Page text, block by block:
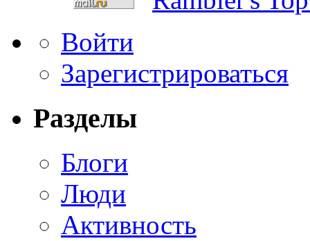
Войти
Зарегистрироваться
Разделы
Блоги
Люди
Активность